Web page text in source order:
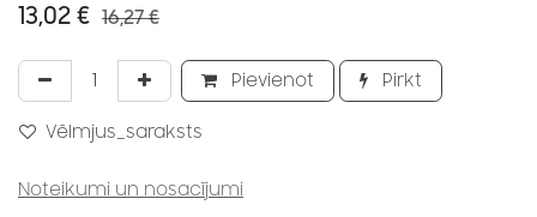
13,02 € 16,27€
Pievienot Pirkt
Vēlmjus_saraksts
Noteikumi un nosacījumi